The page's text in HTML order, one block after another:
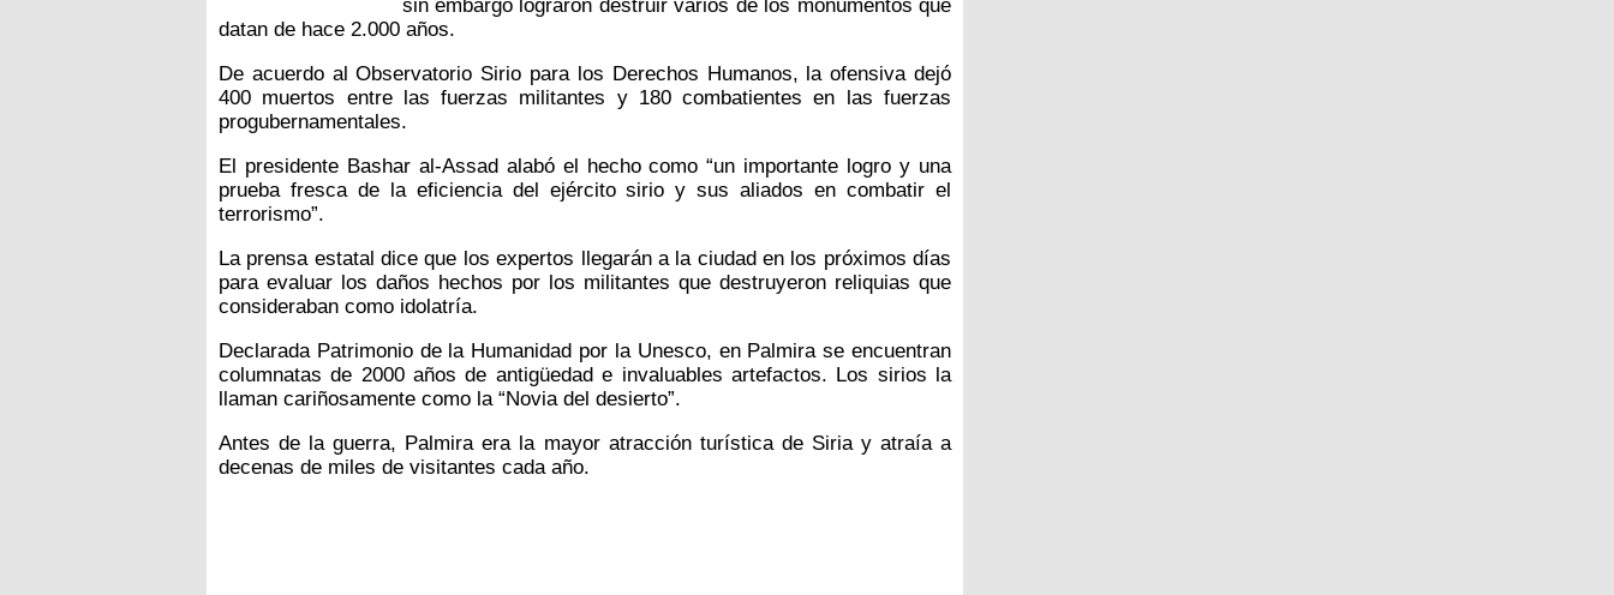
sin embargo lograron destruir varios de los monumentos que
datan de hace 2.000 años.
De acuerdo al Observatorio Sirio para los Derechos Humanos, la ofensiva dejó
400 muertos entre las fuerzas militantes y 180 combatientes en las fuerzas
progubernamentales.
El presidente Bashar al-Assad alabó el hecho como “un importante logro y una
prueba fresca de la eficiencia del ejército sirio y sus aliados en combatir el
terrorismo”.
La prensa estatal dice que los expertos llegarán a la ciudad en los próximos días
para evaluar los daños hechos por los militantes que destruyeron reliquias que
consideraban como idolatría.
Declarada Patrimonio de la Humanidad por la Unesco, en Palmira se encuentran
columnatas de 2000 años de antigüedad e invaluables artefactos. Los sirios la
llaman cariñosamente como la “Novia del desierto”.
Antes de la guerra, Palmira era la mayor atracción turística de Siria y atraía a
decenas de miles de visitantes cada año.